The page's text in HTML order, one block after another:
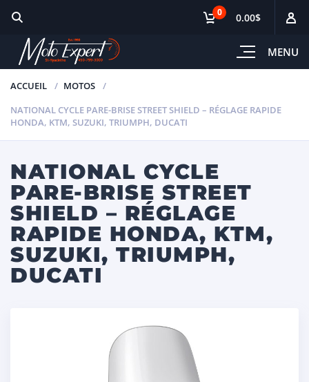
MENU
0 0.00$
ACCUEIL
MOTOS
NATIONAL CYCLE PARE-BRISE STREET SHIELD – RÉGLAGE RAPIDE
HONDA, KTM, SUZUKI, TRIUMPH, DUCATI
NATIONAL CYCLE
PARE-BRISE STREET
SHIELD – RÉGLAGE
RAPIDE HONDA, KTM,
SUZUKI, TRIUMPH,
DUCATI